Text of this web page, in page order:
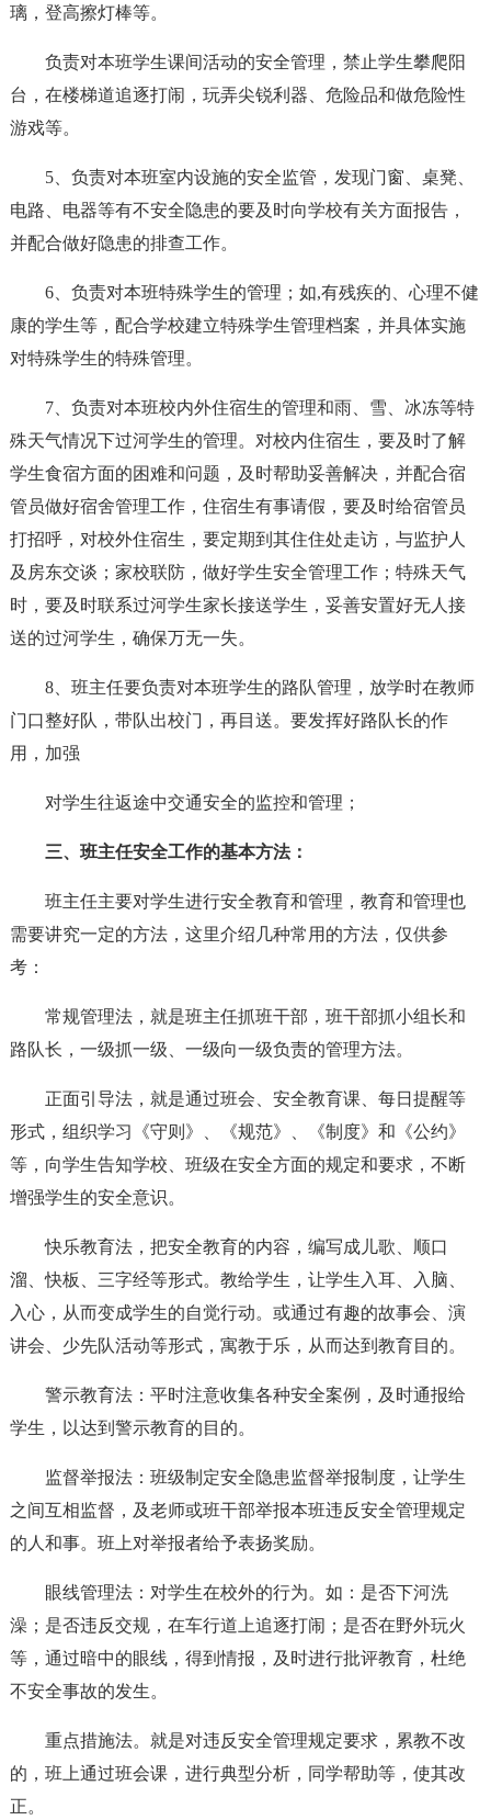
璃，登高擦灯棒等。
负责对本班学生课间活动的安全管理，禁止学生攀爬阳
台，在楼梯道追逐打闹，玩弄尖锐利器、危险品和做危险性
游戏等。
5、负责对本班室内设施的安全监管，发现门窗、桌凳、
电路、电器等有不安全隐患的要及时向学校有关方面报告，
并配合做好隐患的排查工作。
6、负责对本班特殊学生的管理；如,有残疾的、心理不健
康的学生等，配合学校建立特殊学生管理档案，并具体实施
对特殊学生的特殊管理。
7、负责对本班校内外住宿生的管理和雨、雪、冰冻等特
殊天气情况下过河学生的管理。对校内住宿生，要及时了解
学生食宿方面的困难和问题，及时帮助妥善解决，并配合宿
管员做好宿舍管理工作，住宿生有事请假，要及时给宿管员
打招呼，对校外住宿生，要定期到其住住处走访，与监护人
及房东交谈；家校联防，做好学生安全管理工作；特殊天气
时，要及时联系过河学生家长接送学生，妥善安置好无人接
送的过河学生，确保万无一失。
8、班主任要负责对本班学生的路队管理，放学时在教师
门口整好队，带队出校门，再目送。要发挥好路队长的作
用，加强
对学生往返途中交通安全的监控和管理；
三、班主任安全工作的基本方法：
班主任主要对学生进行安全教育和管理，教育和管理也
需要讲究一定的方法，这里介绍几种常用的方法，仅供参
考：
常规管理法，就是班主任抓班干部，班干部抓小组长和
路队长，一级抓一级、一级向一级负责的管理方法。
正面引导法，就是通过班会、安全教育课、每日提醒等
形式，组织学习《守则》、《规范》、《制度》和《公约》
等，向学生告知学校、班级在安全方面的规定和要求，不断
增强学生的安全意识。
快乐教育法，把安全教育的内容，编写成儿歌、顺口
溜、快板、三字经等形式。教给学生，让学生入耳、入脑、
入心，从而变成学生的自觉行动。或通过有趣的故事会、演
讲会、少先队活动等形式，寓教于乐，从而达到教育目的。
警示教育法：平时注意收集各种安全案例，及时通报给
学生，以达到警示教育的目的。
监督举报法：班级制定安全隐患监督举报制度，让学生
之间互相监督，及老师或班干部举报本班违反安全管理规定
的人和事。班上对举报者给予表扬奖励。
眼线管理法：对学生在校外的行为。如：是否下河洗
澡；是否违反交规，在车行道上追逐打闹；是否在野外玩火
等，通过暗中的眼线，得到情报，及时进行批评教育，杜绝
不安全事故的发生。
重点措施法。就是对违反安全管理规定要求，累教不改
的，班上通过班会课，进行典型分析，同学帮助等，使其改
正。